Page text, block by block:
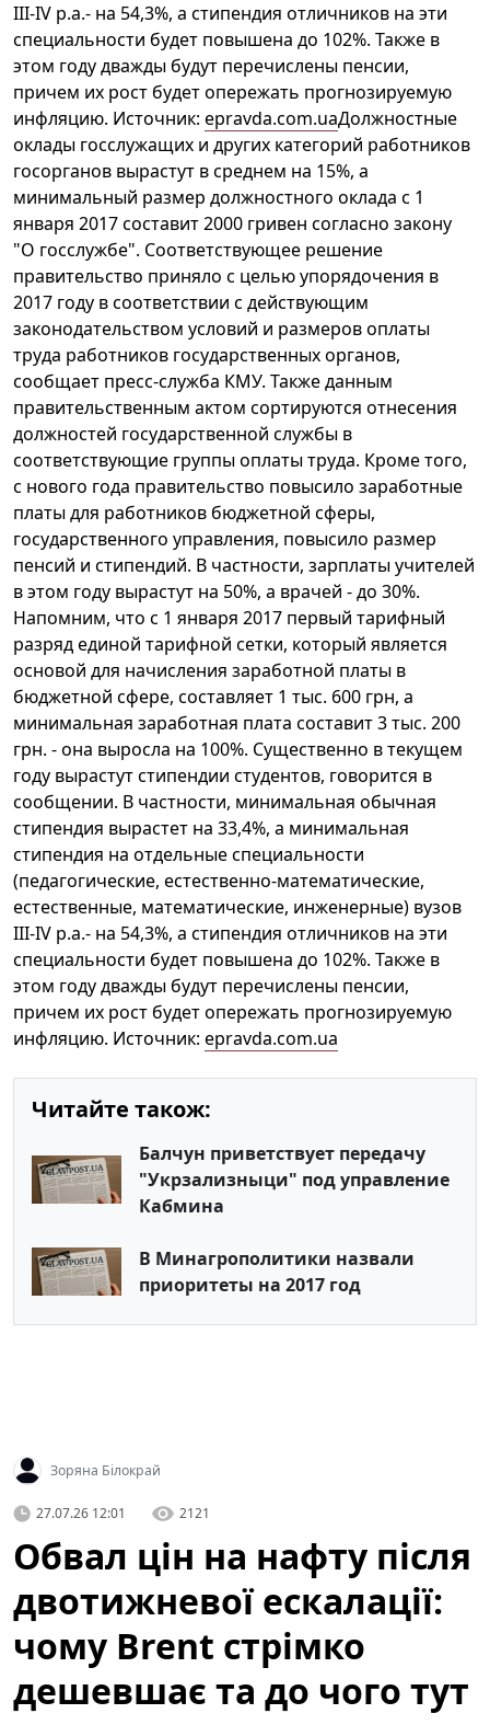
III-IV р.а.- на 54,3%, а стипендия отличников на эти
специальности будет повышена до 102%. Также в
этом году дважды будут перечислены пенсии,
причем их рост будет опережать прогнозируемую
инфляцию. Источник: epravda.com.uaДолжностные
оклады госслужащих и других категорий работников
госорганов вырастут в среднем на 15%, а
минимальный размер должностного оклада с 1
января 2017 составит 2000 гривен согласно закону
"О госслужбе". Соответствующее решение
правительство приняло с целью упорядочения в
2017 году в соответствии с действующим
законодательством условий и размеров оплаты
труда работников государственных органов,
сообщает пресс-служба КМУ. Также данным
правительственным актом сортируются отнесения
должностей государственной службы в
соответствующие группы оплаты труда. Кроме того,
с нового года правительство повысило заработные
платы для работников бюджетной сферы,
государственного управления, повысило размер
пенсий и стипендий. В частности, зарплаты учителей
в этом году вырастут на 50%, а врачей - до 30%.
Напомним, что с 1 января 2017 первый тарифный
разряд единой тарифной сетки, который является
основой для начисления заработной платы в
бюджетной сфере, составляет 1 тыс. 600 грн, а
минимальная заработная плата составит 3 тыс. 200
грн. - она выросла на 100%. Существенно в текущем
году вырастут стипендии студентов, говорится в
сообщении. В частности, минимальная обычная
стипендия вырастет на 33,4%, а минимальная
стипендия на отдельные специальности
(педагогические, естественно-математические,
естественные, математические, инженерные) вузов
III-IV р.а.- на 54,3%, а стипендия отличников на эти
специальности будет повышена до 102%. Также в
этом году дважды будут перечислены пенсии,
причем их рост будет опережать прогнозируемую
инфляцию. Источник: epravda.com.ua
Читайте також:
Балчун приветствует передачу
"Укрзализныци" под управление
Кабмина
В Минагрополитики назвали
приоритеты на 2017 год
Зоряна Білокрай
27.07.26 12:01 2121
Обвал цін на нафту після
двотижневої ескалації:
чому Brent стрімко
дешевшає та до чого тут